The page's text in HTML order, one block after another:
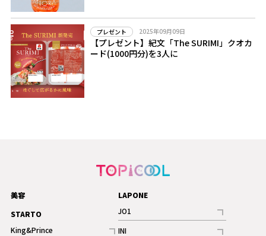
プレゼント 2025年09月09日
【プレゼント】紀文「The SURIMI」クオカ
ード(1000円分)を3人に
美容
STARTO
King&Prince
LAPONE
JO1
記事
INI